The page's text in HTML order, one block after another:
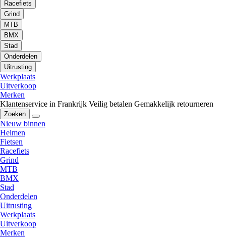
Racefiets
Grind
MTB
BMX
Stad
Onderdelen
Uitrusting
Werkplaats
Uitverkoop
Merken
Klantenservice in Frankrijk Veilig betalen Gemakkelijk retourneren
Zoeken
Nieuw binnen
Helmen
Fietsen
Racefiets
Grind
MTB
BMX
Stad
Onderdelen
Uitrusting
Werkplaats
Uitverkoop
Merken